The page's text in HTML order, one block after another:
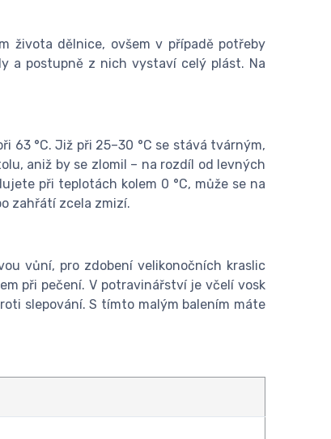
života dělnice, ovšem v případě potřeby
a postupně z nich vystaví celý plást. Na
63 °C. Již při 25–30 °C se stává tvárným,
aniž by se zlomil – na rozdíl od levných
při teplotách kolem 0 °C, může se na
zahřátí zcela zmizí.
vůní, pro zdobení velikonočních kraslic
při pečení. V potravinářství je včelí vosk
slepování. S tímto malým balením máte